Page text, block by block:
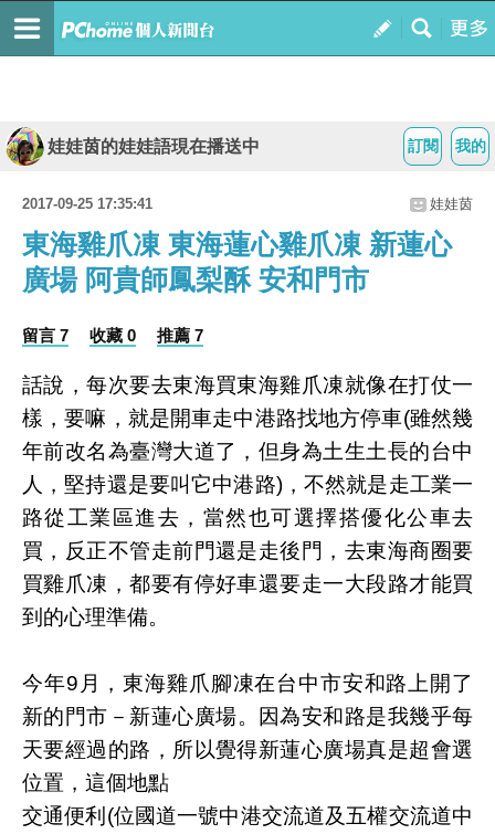
我的
訂閱
娃娃茵的娃娃語現在播送中
2017-09-25 17:35:41 娃娃茵
東海雞爪凍 東海蓮心雞爪凍 新蓮心
廣場 阿貴師鳳梨酥 安和門市
留言 7 收藏 0 推薦 7
話說，每次要去東海買東海雞爪凍就像在打仗一
樣，要嘛，就是開車走中港路找地方停車(雖然幾
年前改名為臺灣大道了，但身為土生土長的台中
人，堅持還是要叫它中港路)，不然就是走工業一
路從工業區進去，當然也可選擇搭優化公車去
買，反正不管走前門還是走後門，去東海商圈要
買雞爪凍，都要有停好車還要走一大段路才能買
到的心理準備。
今年9月，東海雞爪腳凍在台中市安和路上開了
新的門市－新蓮心廣場。因為安和路是我幾乎每
天要經過的路，所以覺得新蓮心廣場真是超會選
位置，這個地點
交通便利(位國道一號中港交流道及五權交流道中